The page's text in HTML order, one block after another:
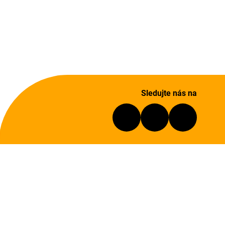
Sledujte nás na